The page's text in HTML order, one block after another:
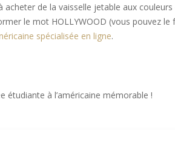
de la vaisselle jetable aux
le mot HOLLYWOOD (vous pouvez
spécialisée en ligne.
à l’américaine mémorable !